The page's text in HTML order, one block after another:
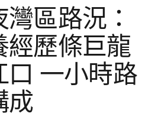
區路況：
經歷條巨龍
口 一小時路
成